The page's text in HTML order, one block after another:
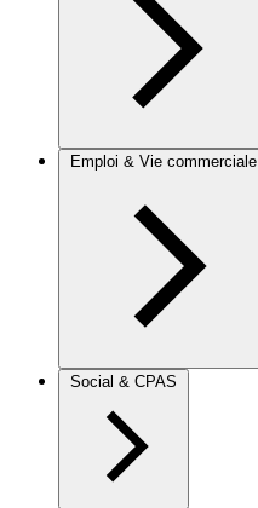
Emploi & Vie commerciale
Social & CPAS